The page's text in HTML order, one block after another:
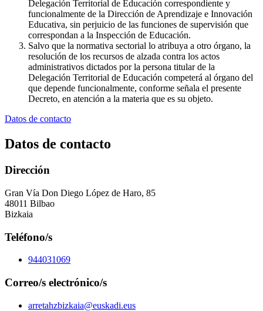
Delegación Territorial de Educación correspondiente y
funcionalmente de la Dirección de Aprendizaje e Innovación
Educativa, sin perjuicio de las funciones de supervisión que
correspondan a la Inspección de Educación.
Salvo que la normativa sectorial lo atribuya a otro órgano, la
resolución de los recursos de alzada contra los actos
administrativos dictados por la persona titular de la
Delegación Territorial de Educación competerá al órgano del
que depende funcionalmente, conforme señala el presente
Decreto, en atención a la materia que es su objeto.
Datos de contacto
Datos de contacto
Dirección
Gran Vía Don Diego López de Haro, 85
48011 Bilbao
Bizkaia
Teléfono/s
944031069
Correo/s electrónico/s
arretahzbizkaia@euskadi.eus